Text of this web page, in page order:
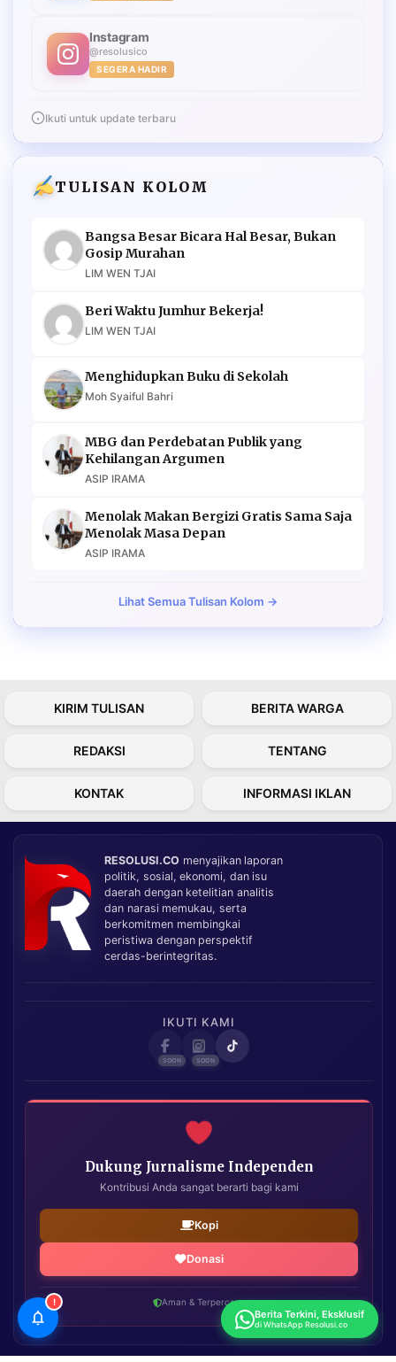
Instagram
@resolusico
SEGERA HADIR
Ikuti untuk update terbaru
TULISAN KOLOM
Bangsa Besar Bicara Hal Besar, Bukan
Gosip Murahan
LIM WEN TJAI
Beri Waktu Jumhur Bekerja!
LIM WEN TJAI
Menghidupkan Buku di Sekolah
Moh Syaiful Bahri
MBG dan Perdebatan Publik yang
Kehilangan Argumen
ASIP IRAMA
Menolak Makan Bergizi Gratis Sama Saja
Menolak Masa Depan
ASIP IRAMA
Lihat Semua Tulisan Kolom →
KIRIM TULISAN BERITA WARGA
REDAKSI TENTANG
KONTAK INFORMASI IKLAN
RESOLUSI.CO menyajikan laporan
politik, sosial, ekonomi, dan isu
daerah dengan ketelitian analitis
dan narasi memukau, serta
berkomitmen membingkai
peristiwa dengan perspektif
cerdas-berintegritas.
IKUTI KAMI
Dukung Jurnalisme Independen
Kontribusi Anda sangat berarti bagi kami
Kopi
Donasi
Aman & Terpercaya
!
Berita Terkini, Eksklusif
di WhatsApp Resolusi.co